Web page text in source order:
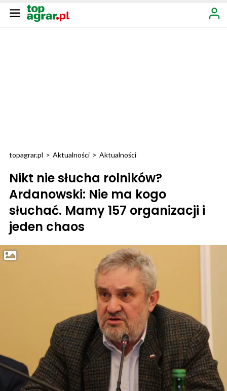
topagrar.pl > Aktualności > Aktualności
Nikt nie słucha rolników?
Ardanowski: Nie ma kogo
słuchać. Mamy 157 organizacji i
jeden chaos